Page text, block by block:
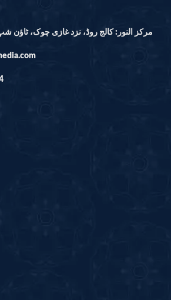
مرکز النور: کالج روڈ، نزد غازی چوک، ٹاؤن